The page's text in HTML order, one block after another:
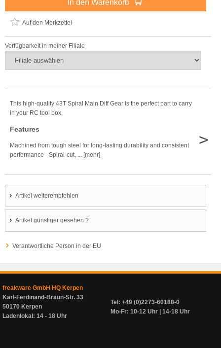
In den Warenkorb
Auf den Merkzettel
Verfügbarkeit in meiner Filiale
This high-quality 43T Spiral Main Diff Gear is the perfect part to carry
in your RC tool box.
Features
Machined from tough steel for long-lasting durability and consistent
performance - Spiral-cut, ... [mehr]
>
Artikel weiterempfehlen
Artikel günstiger gesehen ?
Verantwortliche Person in der EU
freakware GmbH HQ Kerpen
Karl-Ferdinand-Braun-Str. 33
50170 Kerpen
Ladenlokal: 14 - 18 Uhr
Tel: +49 (0)2273-60188-0
Mo-Fr: 10-12 Uhr | 14-18 Uhr